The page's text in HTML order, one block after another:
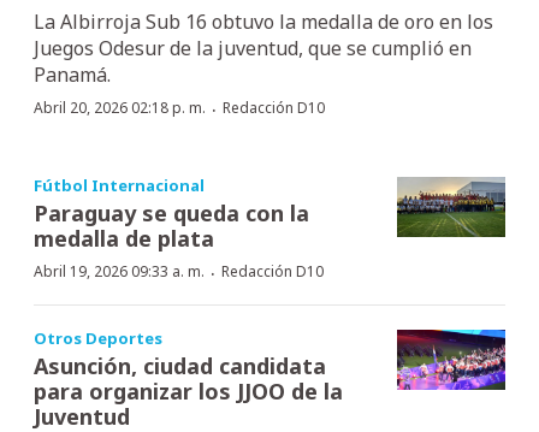
La Albirroja Sub 16 obtuvo la medalla de oro en los
Juegos Odesur de la juventud, que se cumplió en
Panamá.
Abril 20, 2026 02:18 p. m. · Redacción D10
Fútbol Internacional
Paraguay se queda con la
medalla de plata
Abril 19, 2026 09:33 a. m. · Redacción D10
Otros Deportes
Asunción, ciudad candidata
para organizar los JJOO de la
Juventud